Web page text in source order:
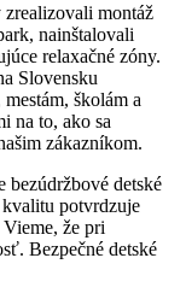
zrealizovali montáž
nainštalovali
relaxačné zóny.
Slovensku
školám a
na to, ako sa
zákazníkom.
bezúdržbové detské
potvrdzuje
že pri
Bezpečné detské